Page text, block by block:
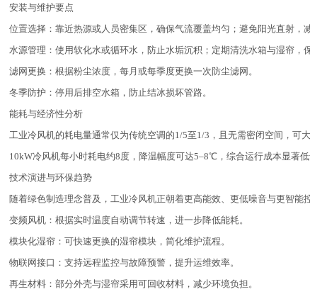
安装与维护要点
位置选择：靠近热源或人员密集区，确保气流覆盖均匀；避免阳光直射，
水源管理：使用软化水或循环水，防止水垢沉积；定期清洗水箱与湿帘，
滤网更换：根据粉尘浓度，每月或每季度更换一次防尘滤网。
冬季防护：停用后排空水箱，防止结冰损坏管路。
能耗与经济性分析
工业冷风机的耗电量通常仅为传统空调的1/5至1/3，且无需密闭空间，可
10kW冷风机每小时耗电约8度，降温幅度可达5–8℃，综合运行成本显著低
技术演进与环保趋势
随着绿色制造理念普及，工业冷风机正朝着更高能效、更低噪音与更智能
变频风机：根据实时温度自动调节转速，进一步降低能耗。
模块化湿帘：可快速更换的湿帘模块，简化维护流程。
物联网接口：支持远程监控与故障预警，提升运维效率。
再生材料：部分外壳与湿帘采用可回收材料，减少环境负担。